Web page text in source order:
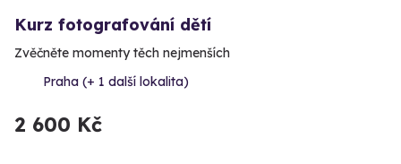
Kurz fotografování dětí
Zvěčněte momenty těch nejmenších
Praha (+ 1 další lokalita)
2 600 Kč